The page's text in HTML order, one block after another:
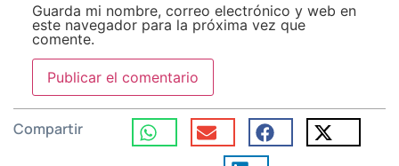
Guarda mi nombre, correo electrónico y web en
este navegador para la próxima vez que
comente.
Compartir